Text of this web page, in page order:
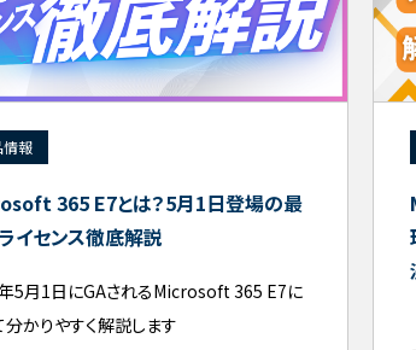
情報
365 E7とは？5月1日登場の最
イセンス徹底解説
5月1日にGAされるMicrosoft 365 E7に
分かりやすく解説します